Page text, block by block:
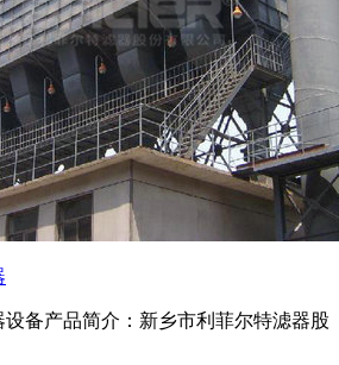
备产品简介：新乡市利菲尔特滤器股